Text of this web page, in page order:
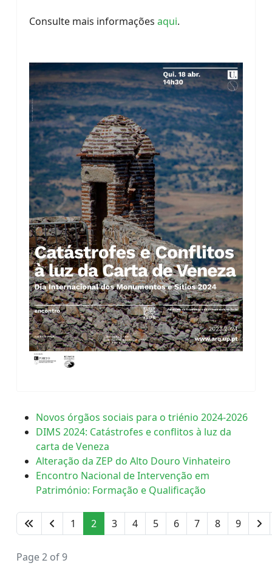
Consulte mais informações aqui.
Novos órgãos sociais para o triénio 2024-2026
DIMS 2024: Catástrofes e conflitos à luz da
carta de Veneza
Alteração da ZEP do Alto Douro Vinhateiro
Encontro Nacional de Intervenção em
Património: Formação e Qualificação
1 2 3 4 5 6 7 8 9
Page 2 of 9